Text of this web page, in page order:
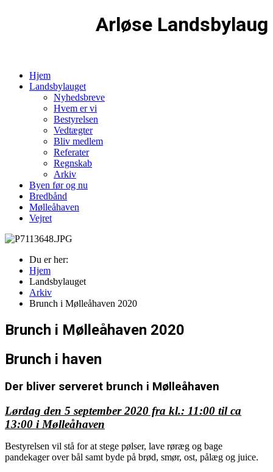
Arløse Landsbylaug
Hjem
Landsbylauget
Nyhedsbreve
Hvem er vi
Bestyrelsen
Vedtægter
Bliv medlem
Referater
Regnskab
Arkiv
Byen før og nu
Bredbånd
Mølleåhaven
Vejret
Du er her:
Hjem
Landsbylauget
Arkiv
Brunch i Mølleåhaven 2020
Brunch i Mølleåhaven 2020
Brunch i haven
Der bliver serveret brunch i Mølleåhaven
Lørdag den 5 september 2020 fra kl.: 11:00 til ca
13:00 i Mølleåhaven
Bestyrelsen vil stå for at stege pølser, lave røræg og bage
pandekager over bål samt byde på brød, smør, ost, pålæg og juice.